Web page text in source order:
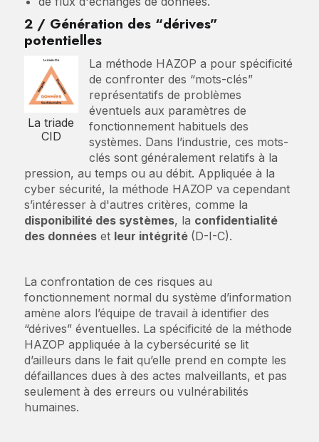
2 / Génération des “dérives”
potentielles
La triade
CID
La méthode HAZOP a pour spécificité
de confronter des “mots-clés”
représentatifs de problèmes
éventuels aux paramètres de
fonctionnement habituels des
systèmes. Dans l’industrie, ces mots-
clés sont généralement relatifs à la
pression, au temps ou au débit. Appliquée à la
cyber sécurité, la méthode HAZOP va cependant
s’intéresser à d'autres critères, comme la
disponibilité des systèmes, la confidentialité
des donnéeset leur intégrité (D-I-C).
La confrontation de ces risques au
fonctionnement normal du système d’information
amène alors l’équipe de travail à identifier des
“dérives” éventuelles. La spécificité de la méthode
HAZOP appliquée à la cybersécurité se lit
d’ailleurs dans le fait qu’elle prend en compte les
défaillances dues à des actes malveillants, et pas
seulement à des erreurs ou vulnérabilités
humaines.